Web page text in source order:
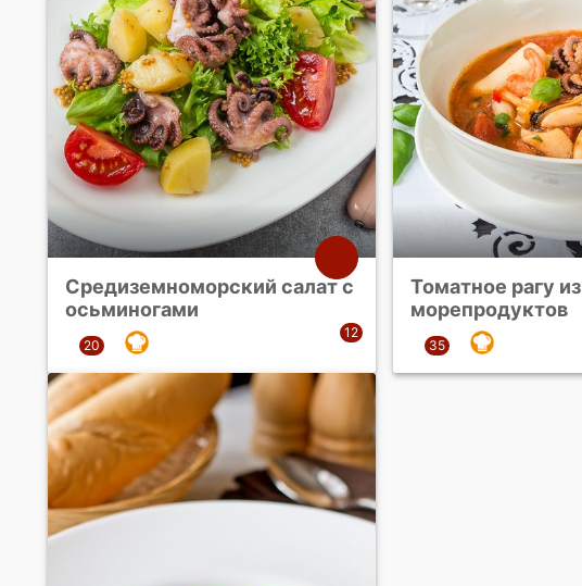
Средиземноморский салат с
осьминогами
Томатное рагу из
морепродуктов